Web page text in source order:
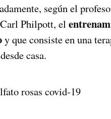
según el
Philpott, el
y que consiste en una
casa.